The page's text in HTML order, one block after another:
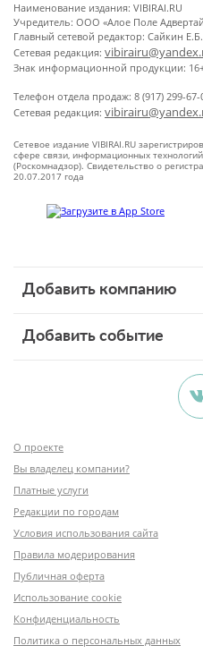
Наименование издания: VIBIRAI.RU
Учредитель: ООО «Алое Поле
Главный сетевой редактор: Сайкин Е.Б.
Сетевая редакция:
Знак информационной продукции:
Телефон отдела продаж: 8 (917) 299-67-
Сетевая редакция:
Сетевое издание VIBIRAI.RU
сфере связи, информационных
(Роскомнадзор). Свидетельство о
20.07.2017 года
Добавить компанию
Добавить событие
О проекте
Вы владелец компании?
Платные услуги
Редакции по городам
Условия использования сайта
Правила модерирования
Публичная оферта
Использование cookie
Конфиденциальность
Политика о персональных данных